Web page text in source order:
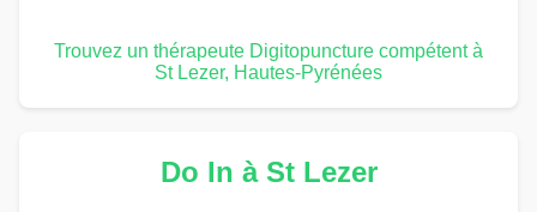
Trouvez un thérapeute Digitopuncture compétent à
St Lezer, Hautes-Pyrénées
Do In à St Lezer